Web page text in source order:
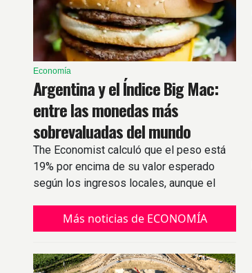
Economía
Argentina y el Índice Big Mac:
entre las monedas más
sobrevaluadas del mundo
The Economist calculó que el peso está
19% por encima de su valor esperado
según los ingresos locales, aunque el
del 5%.Más noticias de ECONOMÍA